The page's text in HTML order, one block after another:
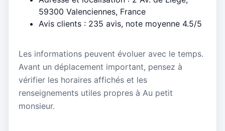
59300 Valenciennes, France
Avis clients : 235 avis, note moyenne 4.5/5
Les informations peuvent évoluer avec le temps.
Avant un déplacement important, pensez à
vérifier les horaires affichés et les
renseignements utiles propres à Au petit
monsieur.